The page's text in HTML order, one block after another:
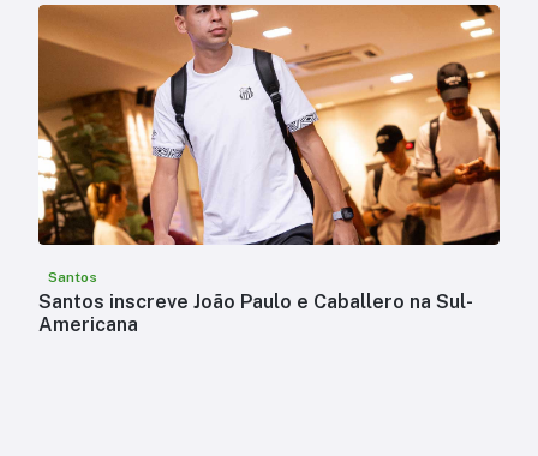
Santos
Santos inscreve João Paulo e Caballero na Sul-
Americana